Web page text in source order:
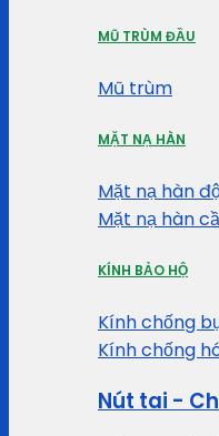
MŨ TRÙM ĐẦU
Mũ trùm
MẶT NẠ HÀN
Mặt nạ hàn
Mặt nạ hàn
KÍNH BẢO HỘ
Kính chống
Kính chống
Nút tai -